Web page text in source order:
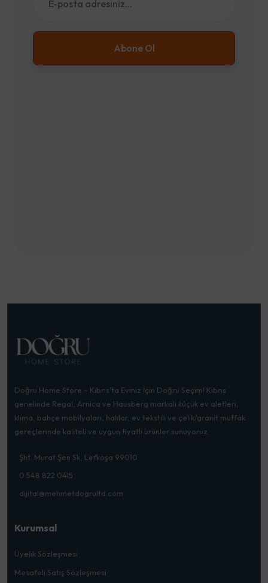
Abone Ol
Doğru Home Store – Kıbrıs’ta Eviniz İçin Doğru Seçim! Kıbrıs
genelinde Regal, Arnica ve Hausberg markalı küçük ev aletleri,
klima, bahçe mobilyaları, halılar, ev tekstili ve çelik/granit mutfak
gereçlerinde kaliteli ve uygun fiyatlı ürünler sunuyoruz.
Şht. Murat Şen Sk, Lefkoşa 99010
0 548 822 0415
dijital@mehmetdogrultd.com
Kurumsal
Üyelik Sözleşmesi
Mesafeli Satış Sözleşmesi